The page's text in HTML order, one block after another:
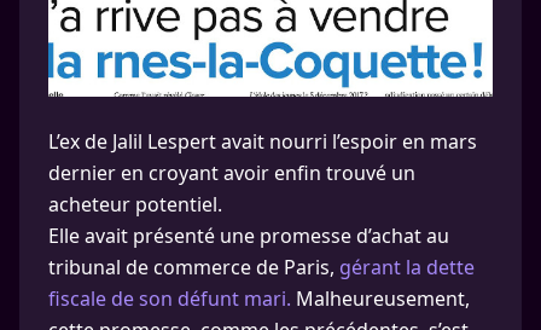
L’ex de Jalil Lespert avait nourri l’espoir en mars
dernier en croyant avoir enfin trouvé un
acheteur potentiel.
Elle avait présenté une promesse d’achat au
tribunal de commerce de Paris, gérant la dette
fiscale de son défunt mari. Malheureusement,